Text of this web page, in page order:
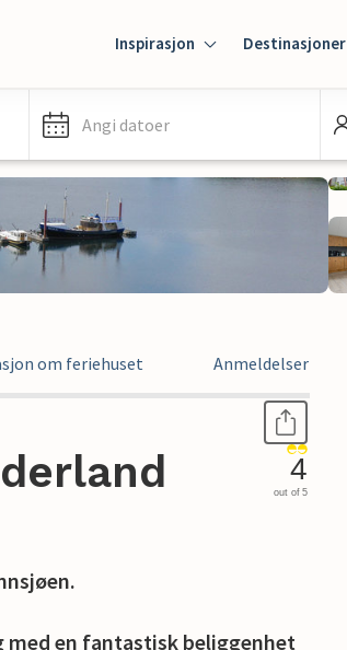
Inspirasjon Destinasjoner
Angi datoer
om feriehuset Anmeldelser
4
out of 5
med en fantastisk beliggenhet